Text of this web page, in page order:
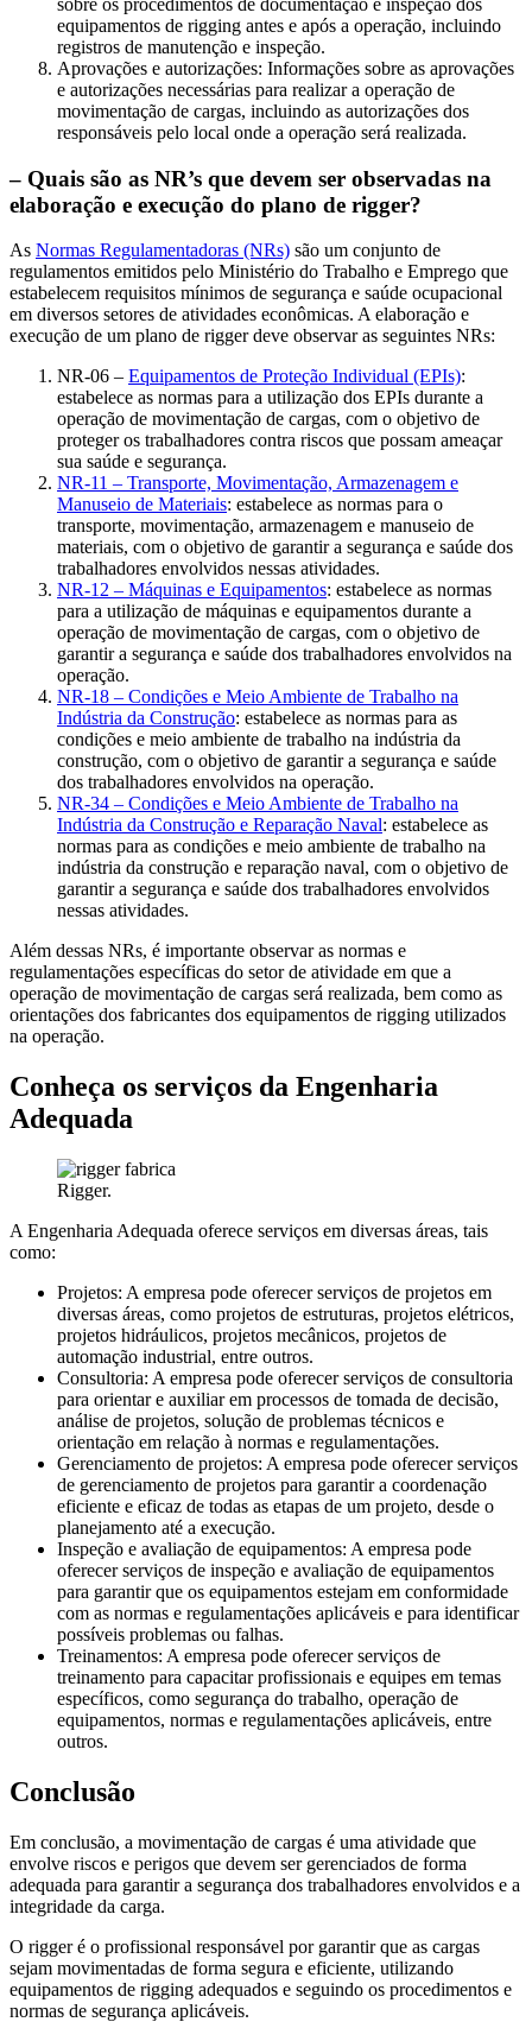
equipamentos de rigging antes e após a operação, incluindo
registros de manutenção e inspeção.
Aprovações e autorizações: Informações sobre as aprovações
e autorizações necessárias para realizar a operação de
movimentação de cargas, incluindo as autorizações dos
responsáveis pelo local onde a operação será realizada.
– Quais são as NR’s que devem ser observadas na
elaboração e execução do plano de rigger?
As Normas Regulamentadoras (NRs) são um conjunto de
regulamentos emitidos pelo Ministério do Trabalho e Emprego que
estabelecem requisitos mínimos de segurança e saúde ocupacional
em diversos setores de atividades econômicas. A elaboração e
execução de um plano de rigger deve observar as seguintes NRs:
NR-06 – Equipamentos de Proteção Individual (EPIs):
estabelece as normas para a utilização dos EPIs durante a
operação de movimentação de cargas, com o objetivo de
proteger os trabalhadores contra riscos que possam ameaçar
sua saúde e segurança.
NR-11 – Transporte, Movimentação, Armazenagem e
Manuseio de Materiais: estabelece as normas para o
transporte, movimentação, armazenagem e manuseio de
materiais, com o objetivo de garantir a segurança e saúde dos
trabalhadores envolvidos nessas atividades.
NR-12 – Máquinas e Equipamentos: estabelece as normas
para a utilização de máquinas e equipamentos durante a
operação de movimentação de cargas, com o objetivo de
garantir a segurança e saúde dos trabalhadores envolvidos na
operação.
NR-18 – Condições e Meio Ambiente de Trabalho na
Indústria da Construção: estabelece as normas para as
condições e meio ambiente de trabalho na indústria da
construção, com o objetivo de garantir a segurança e saúde
dos trabalhadores envolvidos na operação.
NR-34 – Condições e Meio Ambiente de Trabalho na
Indústria da Construção e Reparação Naval: estabelece as
normas para as condições e meio ambiente de trabalho na
indústria da construção e reparação naval, com o objetivo de
garantir a segurança e saúde dos trabalhadores envolvidos
nessas atividades.
Além dessas NRs, é importante observar as normas e
regulamentações específicas do setor de atividade em que a
operação de movimentação de cargas será realizada, bem como as
orientações dos fabricantes dos equipamentos de rigging utilizados
na operação.
Conheça os serviços da Engenharia
Adequada
Rigger.
A Engenharia Adequada oferece serviços em diversas áreas, tais
como:
Projetos: A empresa pode oferecer serviços de projetos em
diversas áreas, como projetos de estruturas, projetos elétricos,
projetos hidráulicos, projetos mecânicos, projetos de
automação industrial, entre outros.
Consultoria: A empresa pode oferecer serviços de consultoria
para orientar e auxiliar em processos de tomada de decisão,
análise de projetos, solução de problemas técnicos e
orientação em relação à normas e regulamentações.
Gerenciamento de projetos: A empresa pode oferecer serviços
de gerenciamento de projetos para garantir a coordenação
eficiente e eficaz de todas as etapas de um projeto, desde o
planejamento até a execução.
Inspeção e avaliação de equipamentos: A empresa pode
oferecer serviços de inspeção e avaliação de equipamentos
para garantir que os equipamentos estejam em conformidade
com as normas e regulamentações aplicáveis e para identificar
possíveis problemas ou falhas.
Treinamentos: A empresa pode oferecer serviços de
treinamento para capacitar profissionais e equipes em temas
específicos, como segurança do trabalho, operação de
equipamentos, normas e regulamentações aplicáveis, entre
outros.
Conclusão
Em conclusão, a movimentação de cargas é uma atividade que
envolve riscos e perigos que devem ser gerenciados de forma
adequada para garantir a segurança dos trabalhadores envolvidos e a
integridade da carga.
O rigger é o profissional responsável por garantir que as cargas
sejam movimentadas de forma segura e eficiente, utilizando
equipamentos de rigging adequados e seguindo os procedimentos e
normas de segurança aplicáveis.